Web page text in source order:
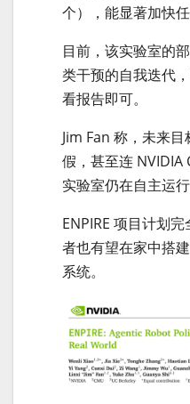
个），能显著加快任
目前，该实验室的
类干预的自我迭代
看报告即可。
Jim Fan 称，未来
假，甚至连 NVIDIA
实验室仍在自主运行
ENPIRE 项目计划
者也有望在家中搭
系统。